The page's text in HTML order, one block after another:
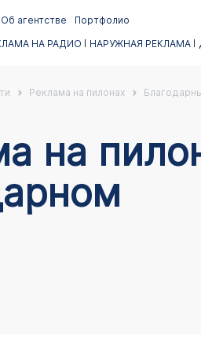
Об агентстве
Портфолио
НА РАДИО НАРУЖНАЯ РЕКЛАМА
Реклама на пилонах
на